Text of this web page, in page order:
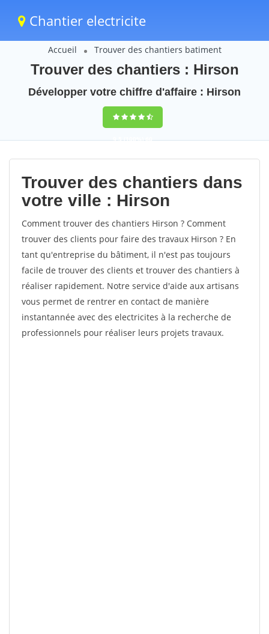
Chantier electricite
Accueil Trouver des chantiers batiment
Trouver des chantiers : Hirson
Développer votre chiffre d'affaire : Hirson
9,5(100%)60
votes
Trouver des chantiers dans
votre ville : Hirson
Comment trouver des chantiers Hirson ? Comment
trouver des clients pour faire des travaux Hirson ? En
tant qu'entreprise du bâtiment, il n'est pas toujours
facile de trouver des clients et trouver des chantiers à
réaliser rapidement. Notre service d'aide aux artisans
vous permet de rentrer en contact de manière
instantannée avec des electricites à la recherche de
professionnels pour réaliser leurs projets travaux.